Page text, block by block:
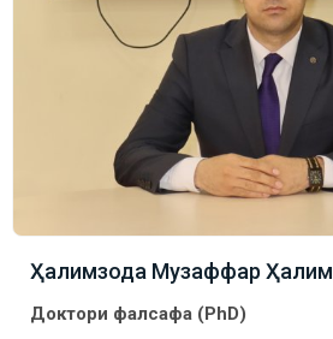
Ҳалимзода Музаффар Ҳалим
Доктори фалсафа (PhD)